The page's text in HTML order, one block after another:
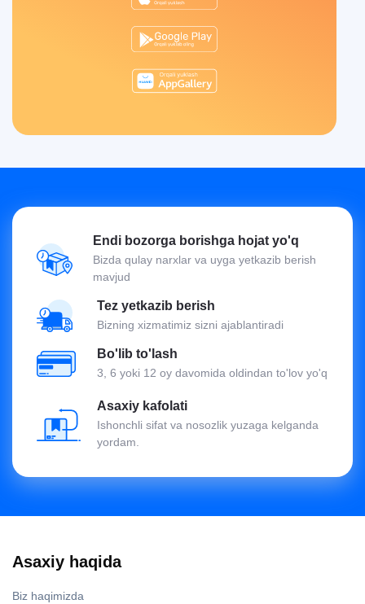
Endi bozorga borishga hojat yo'q
Bizda qulay narxlar va uyga yetkazib berish
mavjud
Tez yetkazib berish
Bizning xizmatimiz sizni ajablantiradi
Bo'lib to'lash
3, 6 yoki 12 oy davomida oldindan to'lov yo'q
Asaxiy kafolati
Ishonchli sifat va nosozlik yuzaga kelganda
yordam.
Asaxiy haqida
Biz haqimizda